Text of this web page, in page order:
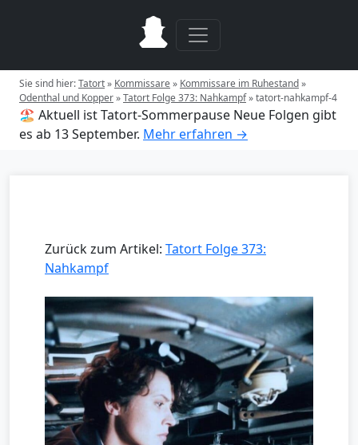
Sie sind hier:Tatort» Kommissare» Kommissare im Ruhestand»
Odenthal und Kopper»Tatort Folge 373: Nahkampf»tatort-nahkampf-4
🏖️ Aktuell ist Tatort-Sommerpause Neue Folgen gibt
es ab 13 September. Mehr erfahren →
Zurück zum Artikel: Tatort Folge 373:
Nahkampf